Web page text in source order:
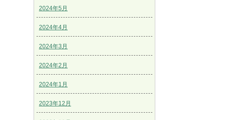
2024年5月
2024年4月
2024年3月
2024年2月
2024年1月
2023年12月